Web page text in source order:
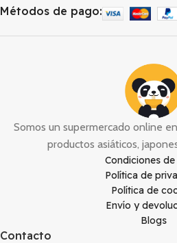
Métodos de pago:
Somos un supermercado online
productos asiáticos,
Condiciones
Política de
Política de
Envío y
Blogs
Contacto